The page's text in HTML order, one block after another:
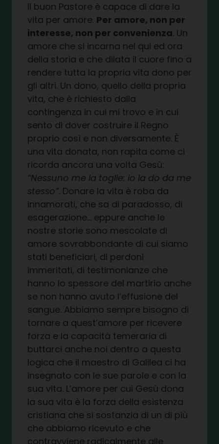
Il buon Pastore è capace di dare la
vita per amore. Per amore, non per
interesse, non per convenienza. Un
amore che si incarna nel qui ed ora
della storia e che dilata il cuore fino a
rendere tutta la propria vita dono per
gli altri. Un dono, quello della propria
vita, che è richiesto dalla
contingenza in cui mi trovo e in cui
sento di dover costruire il Regno
proprio così e non diversamente. È
una vita donata, non rapita come ci
ricorda ancora una volta Gesù:
“Nessuno me la toglie: io la do da me
stesso”. Donare la vita è roba da
innamorati, che sa di paradosso, di
esagerazione… eppure anche le
nostre storie sono mescolate di
amore sovrabbondante di cui siamo
stati beneficiari, di perdoni
immeritati, di testimonianze che
hanno lo spessore del martirio anche
se non hanno avuto l’effusione del
sangue. Abbiamo sempre bisogno di
tornare a quest’amore per ricevere
forza e la capacità temeraria di
buttarci anche noi dentro a questa
logica che il maestro di Galilea ci ha
insegnato con le sue parole e con la
sua vita. L’amore per cui Gesù dona
la sua vita è la forza della esistenza
cristiana che si sostanzia di un di più
che abbiamo ricevuto e che
contravviene radicalmente alle